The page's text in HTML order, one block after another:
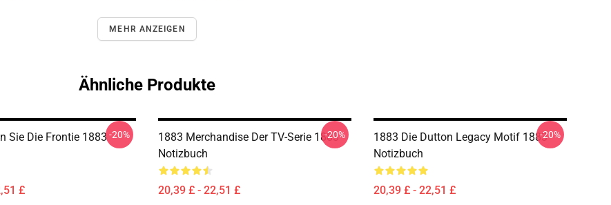
MEHR ANZEIGEN
Ähnliche Produkte
Sie Die Frontie 1883
£
-20%
1883 Merchandise Der TV-Serie 1883
Notizbuch
20,39 £ - 22,51 £
-20%
1883 Die Dutton Legacy Motif 1883
Notizbuch
20,39 £ - 22,51 £
-20%